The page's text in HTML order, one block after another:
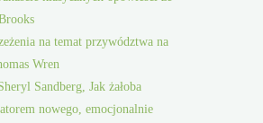
na temat przywództwa na
Wren
Sandberg, Jak żałoba
nowego, emocjonalnie